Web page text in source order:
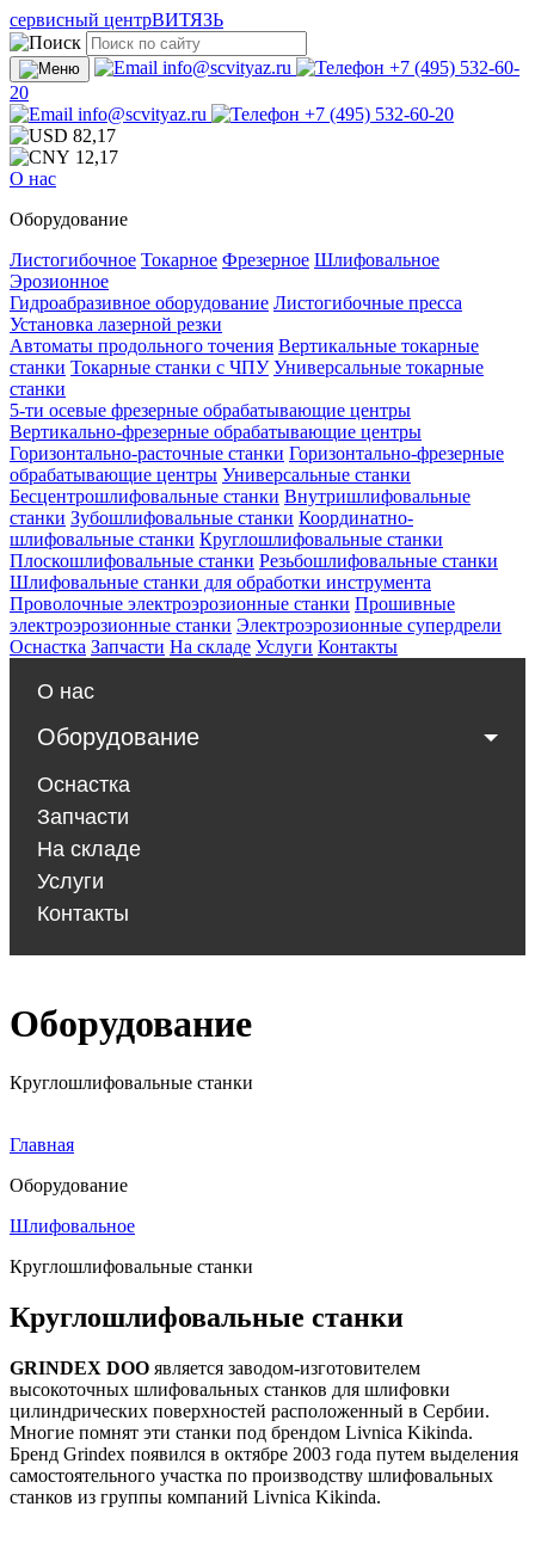
сервисный центрВИТЯЗЬ
info@scvityaz.ru
+7 (495) 532-60-
20
info@scvityaz.ru
+7 (495) 532-60-20
82,17
12,17
О нас
Оборудование
Листогибочное Токарное Фрезерное Шлифовальное
Эрозионное
Гидроабразивное оборудование Листогибочные пресса
Установка лазерной резки
Автоматы продольного точения Вертикальные токарные
станки Токарные станки с ЧПУ Универсальные токарные
станки
5-ти осевые фрезерные обрабатывающие центры
Вертикально-фрезерные обрабатывающие центры
Горизонтально-расточные станки Горизонтально-фрезерные
обрабатывающие центры Универсальные станки
Бесцентрошлифовальные станки Внутришлифовальные
станки Зубошлифовальные станки Координатно-
шлифовальные станки Круглошлифовальные станки
Плоскошлифовальные станки Резьбошлифовальные станки
Шлифовальные станки для обработки инструмента
Проволочные электроэрозионные станки Прошивные
электроэрозионные станки Электроэрозионные супердрели
Оснастка Запчасти На складе Услуги Контакты
О нас
Оборудование
Оснастка
Запчасти
На складе
Услуги
Контакты
Оборудование
Круглошлифовальные станки
Главная
Оборудование
Шлифовальное
Круглошлифовальные станки
Круглошлифовальные станки
GRINDEX DOO является заводом-изготовителем
высокоточных шлифовальных станков для шлифовки
цилиндрических поверхностей расположенный в Сербии.
Многие помнят эти станки под брендом Livnica Kikinda.
Бренд Grindex появился в октябре 2003 года путем выделения
самостоятельного участка по производству шлифовальных
станков из группы компаний Livnica Kikinda.